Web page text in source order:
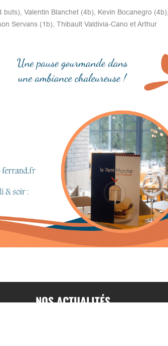
Valentin Blanchet (4b), Kevin Bocanegro (4b),
Servans (1b), Thibault Valdivia-Cano et Arthur
NOS ACTUALITÉS